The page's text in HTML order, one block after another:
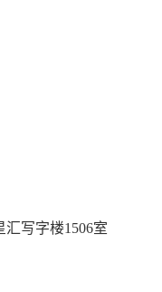
汇写字楼1506室